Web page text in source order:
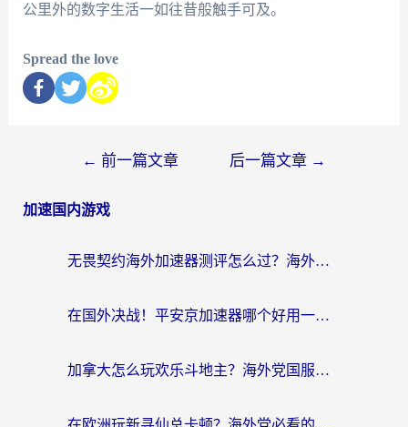
公里外的数字生活一如往昔般触手可及。
Spread the love
← 前一篇文章 后一篇文章 →
加速国内游戏
无畏契约海外加速器测评怎么过？海外玩家亲测实用指南（附小众技巧）
在国外决战！平安京加速器哪个好用一点？老玩家亲测番茄加速器全解析
加拿大怎么玩欢乐斗地主？海外党国服游戏加速终极指南（附绝地求生未来之役300英雄实测）